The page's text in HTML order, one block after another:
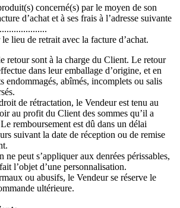
concerné(s) par le moyen de son
d’achat et à ses frais à l’adresse suivante
le lieu de retrait avec la facture d’achat.
retour sont à la charge du Client. Le retour
dans leur emballage d’origine, et en
endommagés, abîmés, incomplets ou salis
de rétractation, le Vendeur est tenu au
au profit du Client des sommes qu’il a
remboursement est dû dans un délai
suivant la date de réception ou de remise
ne peut s’appliquer aux denrées périssables,
l’objet d’une personnalisation.
ou abusifs, le Vendeur se réserve le
ultérieure.